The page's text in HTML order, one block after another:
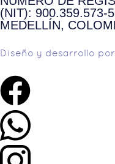
(NIT): 900.359.573-
MEDELLÍN,
Diseño y desarrollo por